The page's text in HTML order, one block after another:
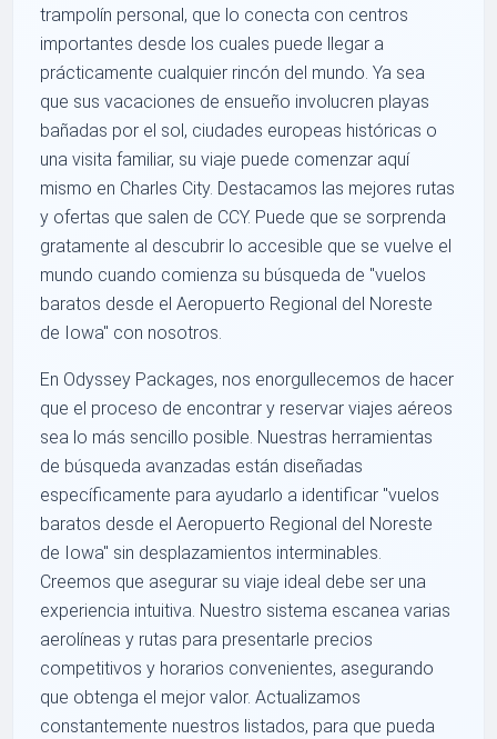
trampolín personal, que lo conecta con centros
importantes desde los cuales puede llegar a
prácticamente cualquier rincón del mundo. Ya sea
que sus vacaciones de ensueño involucren playas
bañadas por el sol, ciudades europeas históricas o
una visita familiar, su viaje puede comenzar aquí
mismo en Charles City. Destacamos las mejores rutas
y ofertas que salen de CCY. Puede que se sorprenda
gratamente al descubrir lo accesible que se vuelve el
mundo cuando comienza su búsqueda de "vuelos
baratos desde el Aeropuerto Regional del Noreste
de Iowa" con nosotros.
En Odyssey Packages, nos enorgullecemos de hacer
que el proceso de encontrar y reservar viajes aéreos
sea lo más sencillo posible. Nuestras herramientas
de búsqueda avanzadas están diseñadas
específicamente para ayudarlo a identificar "vuelos
baratos desde el Aeropuerto Regional del Noreste
de Iowa" sin desplazamientos interminables.
Creemos que asegurar su viaje ideal debe ser una
experiencia intuitiva. Nuestro sistema escanea varias
aerolíneas y rutas para presentarle precios
competitivos y horarios convenientes, asegurando
que obtenga el mejor valor. Actualizamos
constantemente nuestros listados, para que pueda